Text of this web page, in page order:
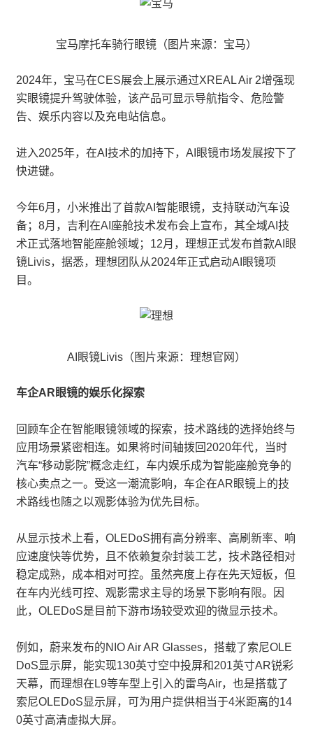
宝马摩托车骑行眼镜（图片来源：宝马）
2024年，宝马在CES展会上展示通过XREAL Air 2增强现
实眼镜提升驾驶体验，该产品可显示导航指令、危险警
告、娱乐内容以及充电站信息。
进入2025年，在AI技术的加持下，AI眼镜市场发展按下了
快进键。
今年6月，小米推出了首款AI智能眼镜，支持联动汽车设
备；8月，吉利在AI座舱技术发布会上宣布，其全域AI技
术正式落地智能座舱领域；12月，理想正式发布首款AI眼
镜Livis，据悉，理想团队从2024年正式启动AI眼镜项
目。
AI眼镜Livis（图片来源：理想官网）
车企AR眼镜的娱乐化探索
回顾车企在智能眼镜领域的探索，技术路线的选择始终与
应用场景紧密相连。如果将时间轴拨回2020年代，当时
汽车“移动影院”概念走红，车内娱乐成为智能座舱竞争的
核心卖点之一。受这一潮流影响，车企在AR眼镜上的技
术路线也随之以观影体验为优先目标。
从显示技术上看，OLEDoS拥有高分辨率、高刷新率、响
应速度快等优势，且不依赖复杂封装工艺，技术路径相对
稳定成熟，成本相对可控。虽然亮度上存在先天短板，但
在车内光线可控、观影需求主导的场景下影响有限。因
此，OLEDoS是目前下游市场较受欢迎的微显示技术。
例如，蔚来发布的NIO Air AR Glasses，搭载了索尼OLE
DoS显示屏，能实现130英寸空中投屏和201英寸AR锐彩
天幕，而理想在L9等车型上引入的雷鸟Air，也是搭载了
索尼OLEDoS显示屏，可为用户提供相当于4米距离的14
0英寸高清虚拟大屏。